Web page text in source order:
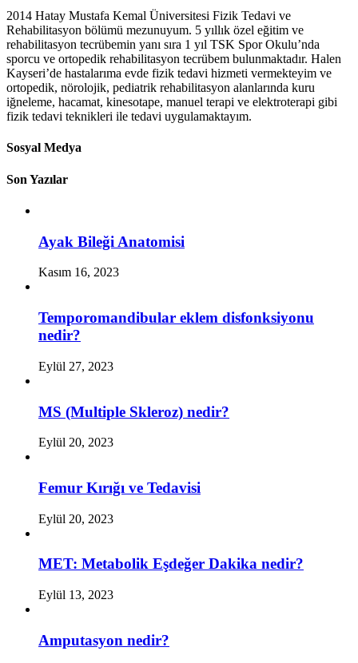
2014 Hatay Mustafa Kemal Üniversitesi Fizik Tedavi ve
Rehabilitasyon bölümü mezunuyum. 5 yıllık özel eğitim ve
rehabilitasyon tecrübemin yanı sıra 1 yıl TSK Spor Okulu’nda
sporcu ve ortopedik rehabilitasyon tecrübem bulunmaktadır. Halen
Kayseri’de hastalarıma evde fizik tedavi hizmeti vermekteyim ve
ortopedik, nörolojik, pediatrik rehabilitasyon alanlarında kuru
iğneleme, hacamat, kinesotape, manuel terapi ve elektroterapi gibi
fizik tedavi teknikleri ile tedavi uygulamaktayım.
Sosyal Medya
Son Yazılar
Ayak Bileği Anatomisi
Kasım 16, 2023
Temporomandibular eklem disfonksiyonu
nedir?
Eylül 27, 2023
MS (Multiple Skleroz) nedir?
Eylül 20, 2023
Femur Kırığı ve Tedavisi
Eylül 20, 2023
MET: Metabolik Eşdeğer Dakika nedir?
Eylül 13, 2023
Amputasyon nedir?